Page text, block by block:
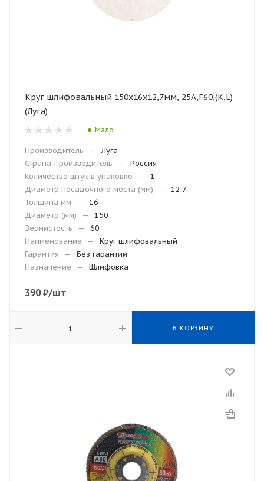
Круг шлифовальный 150х16х12,7мм, 25А,F60,(K,L)
(Луга)
Мало
Производитель —
Луга
Страна-производитель
—
Россия
Количество штук в упаковке
—
1
Диаметр посадочного места (мм)
—
12,7
Толщина мм
—
16
Диаметр (мм)
—
150
Зернистость
—
60
Наименование
—
Круг шлифовальный
Гарантия
—
Без гарантии
Назначение
— Шлифовка
390₽/шт
В КОРЗИНУ